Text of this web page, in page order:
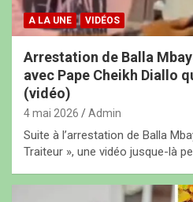
A LA UNE VIDÉOS
Arrestation de Balla
avec Pape Cheikh Diallo
(vidéo)
4 mai 2026 Admin
Suite à l’arrestation de Balla
Traiteur », une vidéo jusque-là